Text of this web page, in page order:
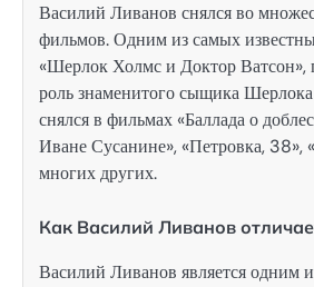
Василий Ливанов снялся во
фильмов. Одним из самых
«Шерлок Холмс и Доктор Ватсон»,
роль знаменитого сыщика
снялся в фильмах «Баллада о
Иване Сусанине», «Петровка, 38»,
многих других.
Как Василий Ливанов
Василий Ливанов является одним